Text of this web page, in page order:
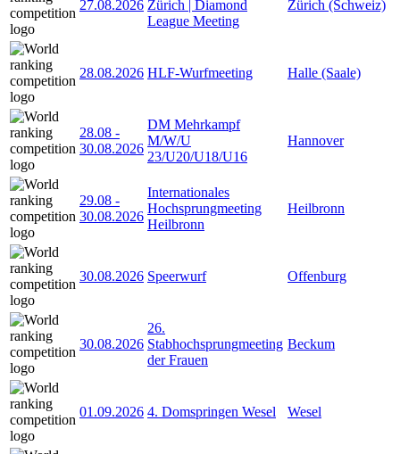
27.08.2026 Zürich | Diamond
League Meeting
Zürich (Schweiz)
28.08.2026 HLF-Wurfmeeting Halle (Saale)
28.08 -
30.08.2026
DM Mehrkampf
M/W/U
23/U20/U18/U16
Hannover
29.08 -
30.08.2026
Internationales
Hochsprungmeeting
Heilbronn
Heilbronn
30.08.2026 Speerwurf Offenburg
30.08.2026
26.
Stabhochsprungmeeting
der Frauen
Beckum
01.09.2026 4. Domspringen Wesel Wesel